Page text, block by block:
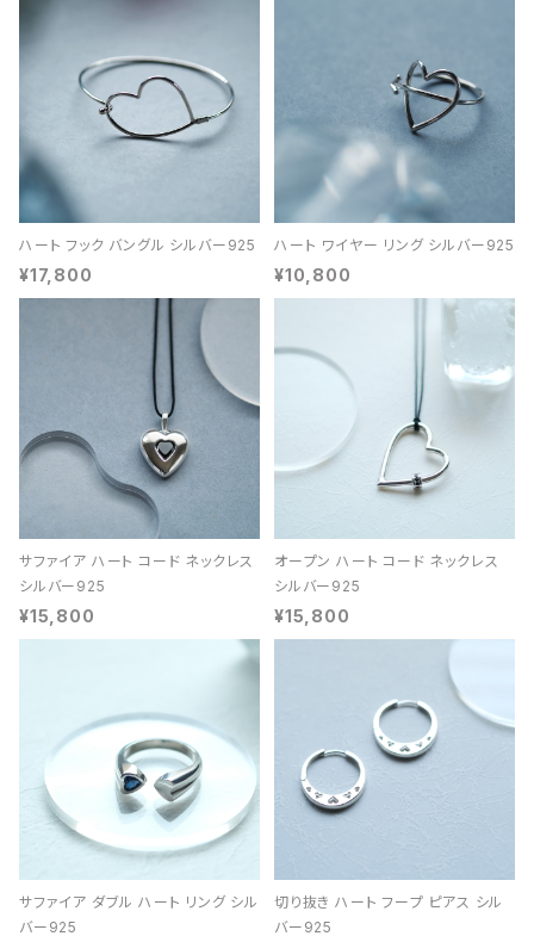
ハート フック バングル シルバー925
¥17,800
ハート ワイヤー リング シルバー925
¥10,800
サファイア ハート コード ネックレス
シルバー925
¥15,800
オープン ハート コード ネックレス
シルバー925
¥15,800
サファイア ダブル ハート リング シル
バー925
切り抜き ハート フープ ピアス シル
バー925